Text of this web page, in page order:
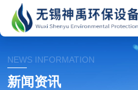
NEWS INFORMATION
新闻资讯